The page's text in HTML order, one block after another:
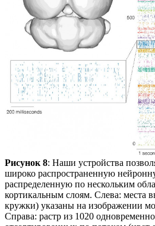
Рисунок 8: Наши устройства
широко распространенную
распределенную по нескольким
кортикальным слоям. Слева: места
кружки) указаны на изображении
Справа: растр из 1020